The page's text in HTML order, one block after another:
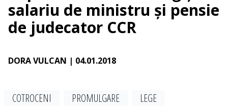
salariu de ministru și pensie
de judecator CCR
DORA VULCAN | 04.01.2018
COTROCENI PROMULGARE
LEGE